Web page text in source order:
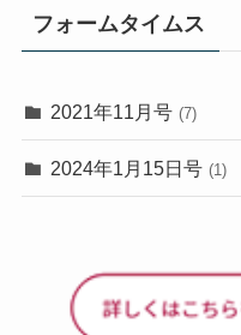
フォームタイムス
2021年11月号 (7)
2024年1月15日号 (1)